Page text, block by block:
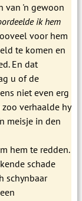
van 'n gewoon
ik hem
voor hem
te komen en
En dat
u of de
niet even erg
verhaalde hy
meisje in den
hem te redden.
schade
schynbaar